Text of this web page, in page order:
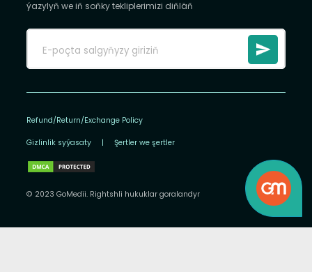
ýazylyň we iň soňky tekliplerimizi diňläň
Refund/Return/Exchange Policy
Gizlinlik syýasaty | Şertler we şertler
© 2023 GoMedii. Rightshli hukuklar goralandyr